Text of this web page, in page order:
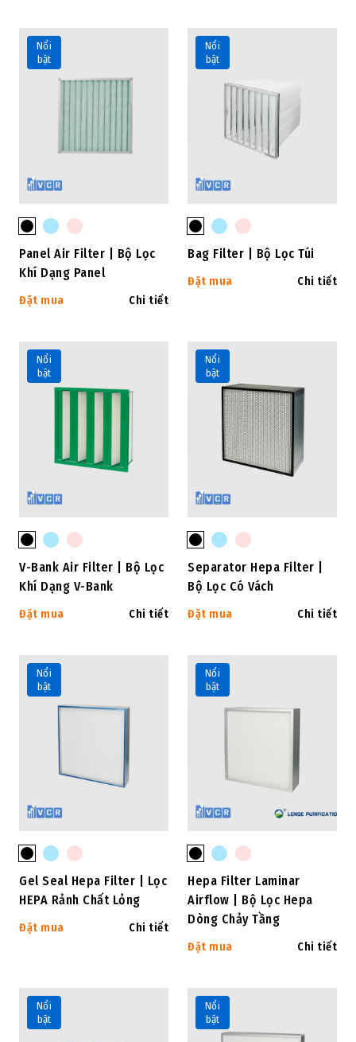
Nổi
bật
Panel Air Filter | Bộ Lọc
Khí Dạng Panel
Đặt mua Chi tiết
Nổi
bật
Bag Filter | Bộ Lọc Túi
Đặt mua Chi tiết
Nổi
bật
V-Bank Air Filter | Bộ Lọc
Khí Dạng V-Bank
Đặt mua Chi tiết
Nổi
bật
Separator Hepa Filter |
Bộ Lọc Có Vách
Đặt mua Chi tiết
Nổi
bật
Gel Seal Hepa Filter | Lọc
HEPA Rảnh Chất Lỏng
Đặt mua Chi tiết
Nổi
bật
Hepa Filter Laminar
Airflow | Bộ Lọc Hepa
Dòng Chảy Tầng
Đặt mua Chi tiết
Nổi
bật
Nổi
bật